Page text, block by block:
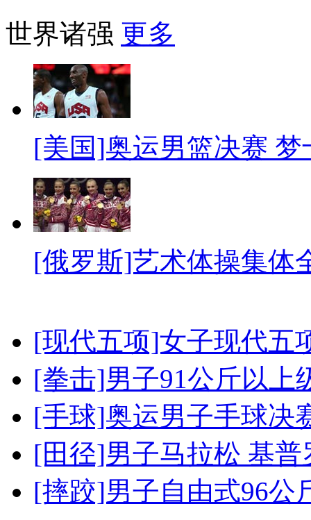
世界诸强 更多
[美国]奥运男篮决赛
[俄罗斯]艺术体操集体
[现代五项]女子现代五
[拳击]男子91公斤以上
[手球]奥运男子手球决
[田径]男子马拉松 基
[摔跤]男子自由式96公